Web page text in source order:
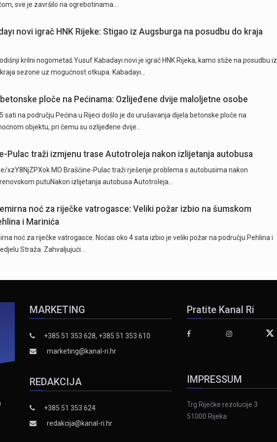
sve je završilo na ogrebotinama.…
novi igrač HNK Rijeke: Stigao iz Augsburga na posudbu do kraja
krilni nogometaš Yusuf Kabadayı novi je igrač HNK Rijeka, kamo stiže na posudbu iz
sezone uz mogućnost otkupa. Kabadayı…
ploče na Pećinama: Ozlijeđene dvije maloljetne osobe
sati na području Pećina u Rijeci došlo je do urušavanja dijela betonske ploče na
objektu, pri čemu su ozlijeđene dvije…
Pulac traži izmjenu trase Autotroleja nakon izlijetanja autobusa
xzY8NjZPXok MO Brašćine-Pulac traži rješenje problema s autobusima nakon
putuNakon izlijetanja autobusa Autotroleja…
noć za riječke vatrogasce: Veliki požar izbio na šumskom
i Marinića
noć za riječke vatrogasce. Noćas oko 4 sata izbio je veliki požar na području Pehlina i
Straža. Zahvaljujući…
MARKETING
+385 51 353 628, +385 51 353 610
marketing@kanal-ri.hr
REDAKCIJA
+385 51 353 624
redakcija@kanal-ri.hr
Pratite Kanal Ri
IMPRESSUM
Trg Riječke rezolucije 3
51000 Rijeka